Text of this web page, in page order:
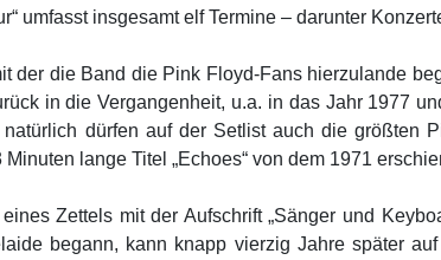
umfasst insgesamt elf Termine – darunter
der die Band die Pink Floyd-Fans hierzulande
in die Vergangenheit, u.a. in das Jahr 1977
dürfen auf der Setlist auch die
lange Titel „Echoes“ von dem 1971
Zettels mit der Aufschrift „Sänger und
begann, kann knapp vierzig Jahre später